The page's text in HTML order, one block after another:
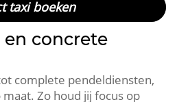
taxi boeken
en concrete
complete pendeldiensten,
Zo houd jij focus op